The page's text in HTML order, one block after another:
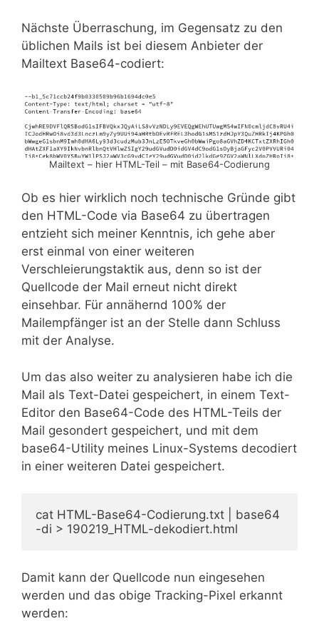
Nächste Überraschung, im Gegensatz zu den
üblichen Mails ist bei diesem Anbieter der
Mailtext Base64-codiert:
Mailtext – hier HTML-Teil – mit Base64-Codierung
Ob es hier wirklich noch technische Gründe gibt
den HTML-Code via Base64 zu übertragen
entzieht sich meiner Kenntnis, ich gehe aber
erst einmal von einer weiteren
Verschleierungstaktik aus, denn so ist der
Quellcode der Mail erneut nicht direkt
einsehbar. Für annähernd 100% der
Mailempfänger ist an der Stelle dann Schluss
mit der Analyse.
Um das also weiter zu analysieren habe ich die
Mail als Text-Datei gespeichert, in einem Text-
Editor den Base64-Code des HTML-Teils der
Mail gesondert gespeichert, und mit dem
base64-Utility meines Linux-Systems decodiert
in einer weiteren Datei gespeichert.
cat HTML-Base64-Codierung.txt | base64
-di > 190219_HTML-dekodiert.html
Damit kann der Quellcode nun eingesehen
werden und das obige Tracking-Pixel erkannt
werden: